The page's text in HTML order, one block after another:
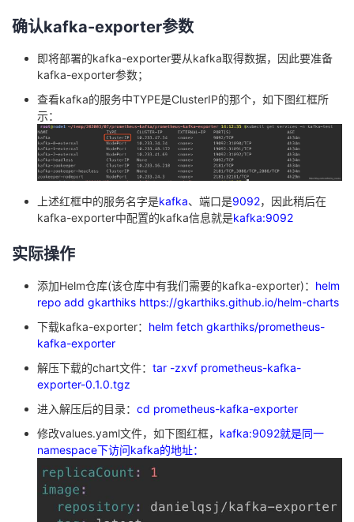
我
的
课
我
的
证
我
实
的
的
技
术
我
的
云
确认kafka-exporter参数
即将部署的kafka-exporter要从kafka取得数据，因此要准备
kafka-exporter参数；
查看kafka的服务中TYPE是ClusterIP的那个，如下图红框所
示：
上述红框中的服务名字是kafka、端口是9092，因此稍后在
kafka-exporter中配置的kafka信息就是kafka:9092
实际操作
添加Helm仓库(该仓库中有我们需要的kafka-exporter)： helm
repo add gkarthiks https://gkarthiks.github.io/helm-charts
下载kafka-exporter： helm fetch gkarthiks/prometheus-
kafka-exporter
解压下载的chart文件： tar -zxvf prometheus-kafka-
exporter-0.1.0.tgz
进入解压后的目录： cd prometheus-kafka-exporter
修改values.yaml文件，如下图红框， kafka:9092就是同一
namespace下访问kafka的地址：